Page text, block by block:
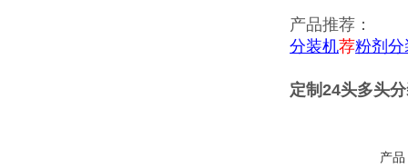
产品推荐：
分装机荐粉剂分
定制24头多头
产品